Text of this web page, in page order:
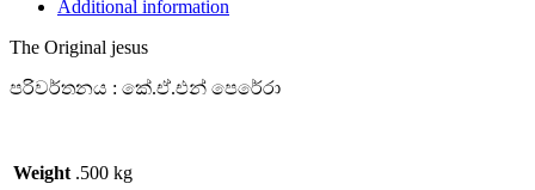
Additional information
The Original jesus
පරිවර්තනය : කේ.ඒ.එන් පෙරේරා
Weight .500 kg